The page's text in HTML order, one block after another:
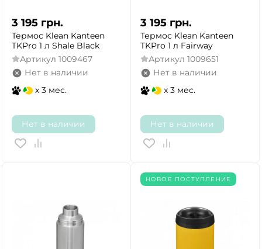
3 195 грн.
Термос Klean Kanteen
TKPro 1 л Shale Black
Артикул 1009467
Нет в наличии
x 3 мес.
Нет в наличии
3 195 грн.
Термос Klean Kanteen
TKPro 1 л Fairway
Артикул 1009651
Нет в наличии
x 3 мес.
Нет в наличии
НОВОЕ ПОСТУПЛЕНИЕ